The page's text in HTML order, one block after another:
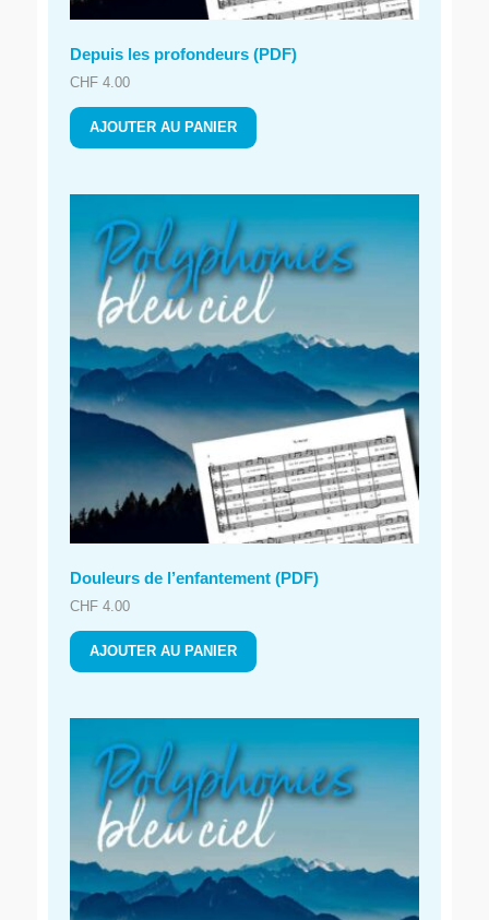
Depuis les profondeurs (PDF)
CHF 4.00
AJOUTER AU PANIER
Douleurs de l’enfantement (PDF)
CHF 4.00
AJOUTER AU PANIER